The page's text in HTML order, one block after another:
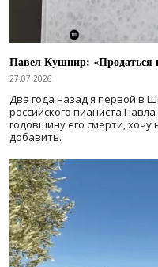
Павел Кушнир: «Продаться
27.07.2026
Два года назад я первой в
российского пианиста
годовщину его смерти,
добавить.